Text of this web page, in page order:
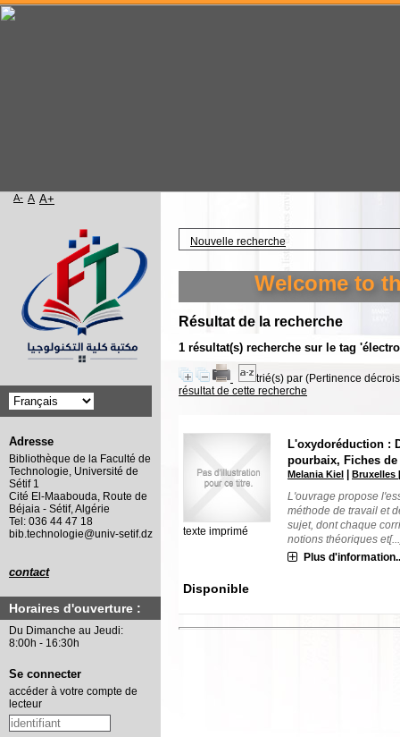
Nouvelle recherche
Welcome to
Résultat de la recherche
1 résultat(s) recherche sur le tag
trié(s) par (Pertinence
résultat de cette recherche
texte imprimé
L'oxydoréduction :
pourbaix, Fiches
Melania Kiel |Bruxelles
L'ouvrage propose
méthode de travail et
sujet, dont chaque
notions théoriques
Plus
Disponible
Accueil
A- A A+
Adresse
Bibliothèque de la Faculté de
Technologie, Université de
Sétif 1
Cité El-Maabouda, Route de
Béjaia - Sétif, Algérie
Tel: 036 44 47 18
bib.technologie@univ-setif.dz
contact
Horaires d'ouverture :
Du Dimanche au Jeudi:
8:00h - 16:30h
Se connecter
accéder à votre compte de
lecteur